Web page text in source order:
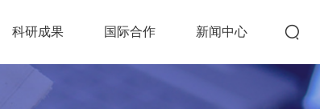
科研成果 国际合作 新闻中心